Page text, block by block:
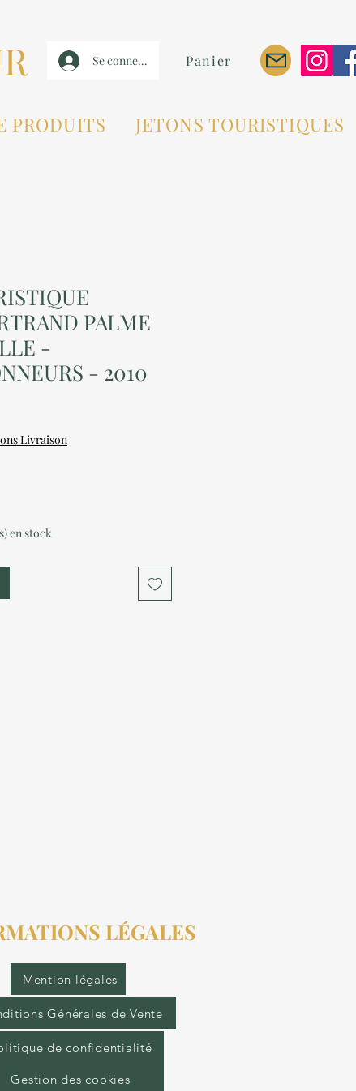
Se connecter Panier
PRODUITS JETONS TOURISTIQUES
PALME
-
- 2010
Livraison
en stock
LÉGALES
Mention légales
Générales de Vente
de confidentialité
Gestion des cookies